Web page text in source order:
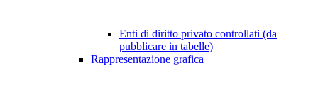
Enti di diritto privato controllati (da
pubblicare in tabelle)
Rappresentazione grafica